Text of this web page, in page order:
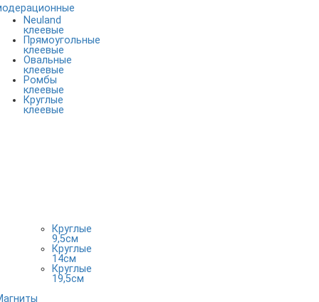
Neuland
клеевые
Прямоугольные
клеевые
Овальные
клеевые
Ромбы
клеевые
Круглые
клеевые
Круглые
9,5см
Круглые
14см
Круглые
19,5см